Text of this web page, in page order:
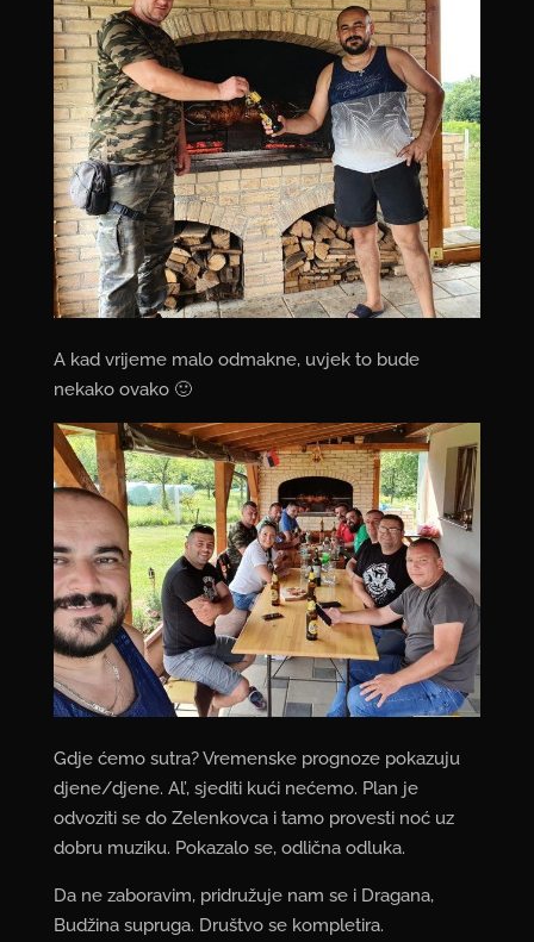
A kad vrijeme malo odmakne, uvjek to bude
nekako ovako 🙂
Gdje ćemo sutra? Vremenske prognoze pokazuju
djene/djene. Al’, sjediti kući nećemo. Plan je
odvoziti se do Zelenkovca i tamo provesti noć uz
dobru muziku. Pokazalo se, odlična odluka.
Da ne zaboravim, pridružuje nam se i Dragana,
Budžina supruga. Društvo se kompletira.